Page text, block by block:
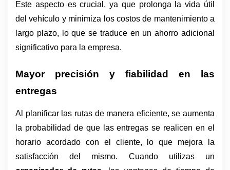
Este aspecto es crucial, ya que prolonga la vida útil
del vehículo y minimiza los costos de mantenimiento a
largo plazo, lo que se traduce en un ahorro adicional
significativo para la empresa.
Mayor precisión y fiabilidad en las
entregas
Al planificar las rutas de manera eficiente, se aumenta
la probabilidad de que las entregas se realicen en el
horario acordado con el cliente, lo que mejora la